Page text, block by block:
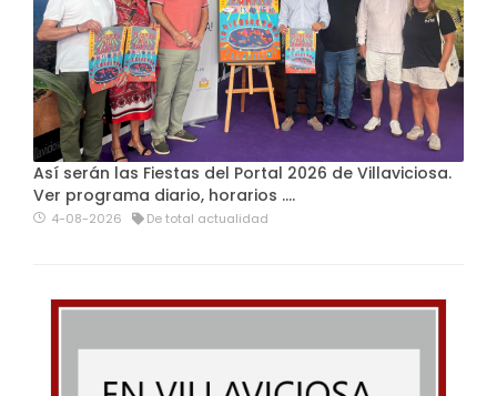
Así serán las Fiestas del Portal 2026 de Villaviciosa.
Ver programa diario, horarios ….
4-08-2026 De total actualidad